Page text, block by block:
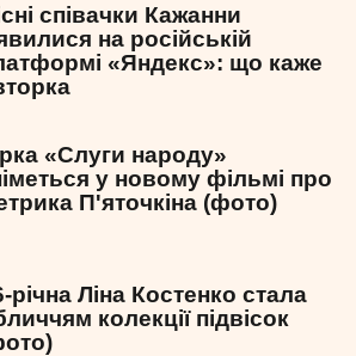
співачки Кажанни
на російській
«Яндекс»: що каже
«Слуги народу»
у новому фільмі про
П'яточкіна (фото)
річна Ліна Костенко стала
колекції підвісок